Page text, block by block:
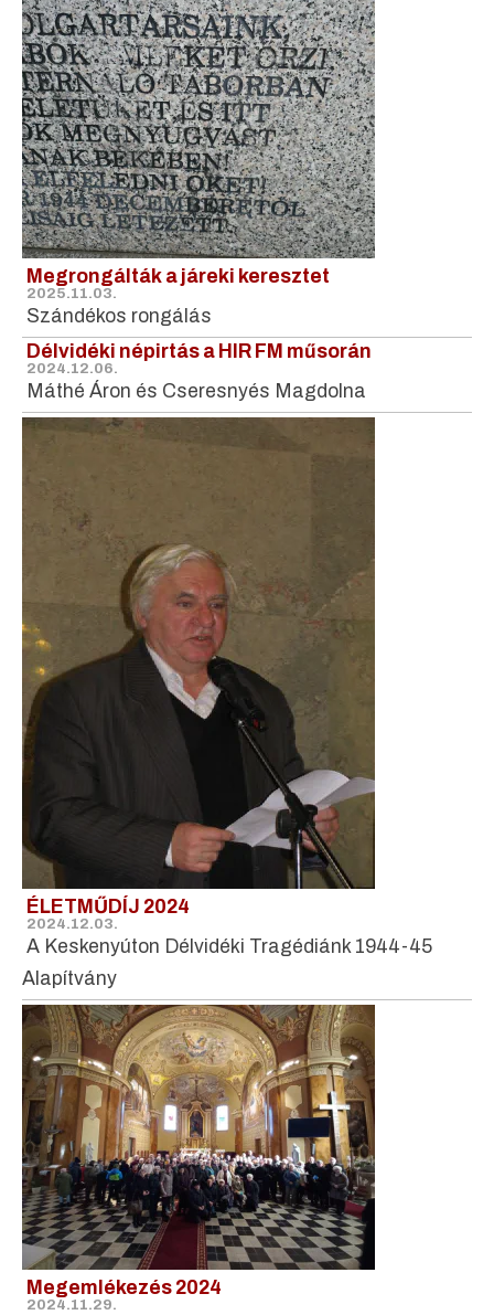
Megrongálták a járeki keresztet
2025.11.03.
Szándékos rongálás
Délvidéki népirtás a HIR FM műsorán
2024.12.06.
Máthé Áron és Cseresnyés Magdolna
ÉLETMŰDÍJ 2024
2024.12.03.
A Keskenyúton Délvidéki Tragédiánk 1944-45
Alapítvány
Megemlékezés 2024
2024.11.29.